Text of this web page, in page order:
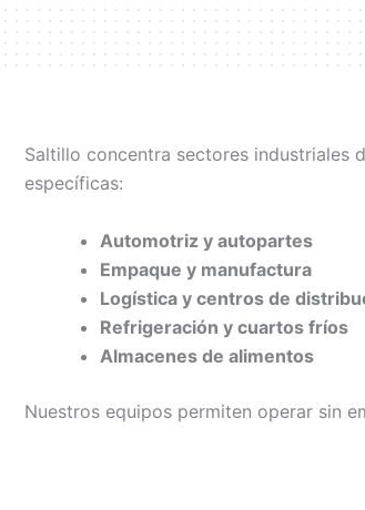
Saltillo concentra sectores industriales
específicas:
Automotriz y autopartes
Empaque y manufactura
Logística y centros de
Refrigeración y cuartos fríos
Almacenes de alimentos
Nuestros equipos permiten operar sin